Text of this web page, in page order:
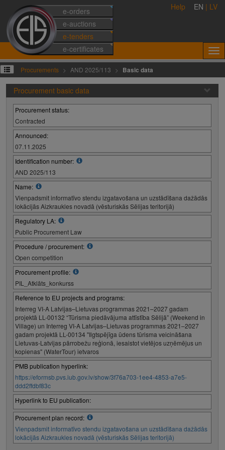
e-orders
e-auctions
e-tenders
e-certificates
Help EN | LV
Procurements AND 2025/113 Basic data
Procurement basic data
Procurement status:
Contracted
Announced:
07.11.2025
Identification number:
AND 2025/113
Name:
Vienpadsmit informatīvo stendu izgatavošana un uzstādīšana dažādās
lokācijās Aizkraukles novadā (vēsturiskās Sēlijas teritorijā)
Regulatory LA:
Public Procurement Law
Procedure / procurement:
Open competition
Procurement profile:
PIL_Atklāts_konkurss
Reference to EU projects and programs:
Interreg VI-A Latvijas–Lietuvas programmas 2021–2027 gadam
projektā LL-00132 “Tūrisma piedāvājuma attīstība Sēlijā” (Weekend in
Village) un Interreg VI-A Latvijas–Lietuvas programmas 2021–2027
gadam projektā LL-00134 "Ilgtspējīga ūdens tūrisma veicināšana
Lietuvas-Latvijas pārrobežu reģionā, iesaistot vietējos uzņēmējus un
kopienas" (WaterTour) ietvaros
PMB publication hyperlink:
https://eformsb.pvs.iub.gov.lv/show/3f76a703-1ee4-4853-a7e5-
ddd2ffdbf83c
Hyperlink to EU publication:
Procurement plan record:
Vienpadsmit informatīvo stendu izgatavošana un uzstādīšana dažādās
lokācijās Aizkraukles novadā (vēsturiskās Sēlijas teritorijā)